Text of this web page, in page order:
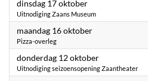
dinsdag 17 oktober2023
Uitnodiging Zaans Museum
maandag 16 oktober2023
Pizza-overleg
donderdag 12 oktober2023
Uitnodiging seizoensopening Zaantheater